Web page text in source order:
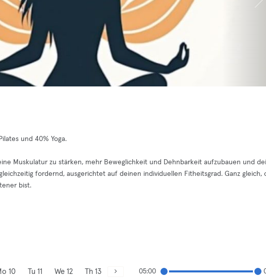
und 40% Yoga.
Muskulatur zu stärken, mehr Beweglichkeit und Dehnbarkeit aufzubauen und
fordernd, ausgerichtet auf deinen individuellen Fitheitsgrad. Ganz gleich,
bist.
10 Tu 11 We 12 Th 13 05:00